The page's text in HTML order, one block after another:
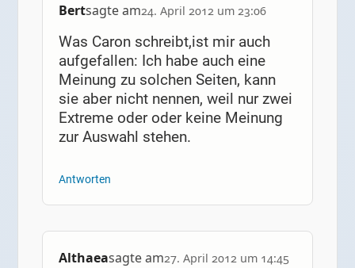
Bertsagte am24. April 2012 um 23:06
Was Caron schreibt,ist mir auch
aufgefallen: Ich habe auch eine
Meinung zu solchen Seiten, kann
sie aber nicht nennen, weil nur zwei
Extreme oder oder keine Meinung
zur Auswahl stehen.
Antworten
Althaeasagte am27. April 2012 um 14:45